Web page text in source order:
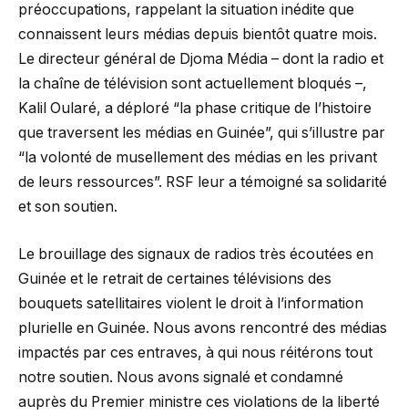
préoccupations, rappelant la situation inédite que
connaissent leurs médias depuis bientôt quatre mois.
Le directeur général de Djoma Média – dont la radio et
la chaîne de télévision sont actuellement bloqués –,
Kalil Oularé, a déploré “la phase critique de l’histoire
que traversent les médias en Guinée”, qui s’illustre par
“la volonté de musellement des médias en les privant
de leurs ressources”. RSF leur a témoigné sa solidarité
et son soutien.
Le brouillage des signaux de radios très écoutées en
Guinée et le retrait de certaines télévisions des
bouquets satellitaires violent le droit à l’information
plurielle en Guinée. Nous avons rencontré des médias
impactés par ces entraves, à qui nous réitérons tout
notre soutien. Nous avons signalé et condamné
auprès du Premier ministre ces violations de la liberté